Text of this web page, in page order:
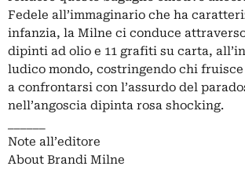
Fedele all’immaginario che ha
infanzia, la Milne ci conduce
dipinti ad olio e 11 grafiti su carta,
ludico mondo, costringendo chi fruisce
a confrontarsi con l’assurdo del
nell’angoscia dipinta rosa shocking.
Note all’editore
About Brandi Milne